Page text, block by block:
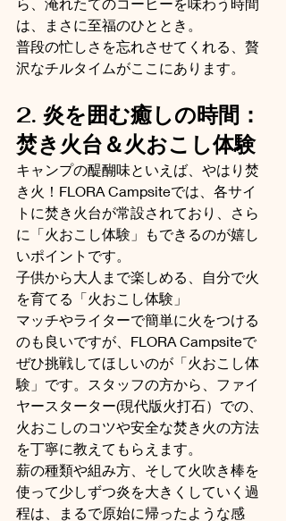
は、まさに至福のひととき。
普段の忙しさを忘れさせてくれる、贅
沢なチルタイムがここにあります。
2. 炎を囲む癒しの時間：
焚き火台＆火おこし体験
キャンプの醍醐味といえば、やはり焚
き火！FLORA Campsiteでは、各サイ
トに焚き火台が常設されており、さら
に「火おこし体験」もできるのが嬉し
いポイントです。
子供から大人まで楽しめる、自分で火
を育てる「火おこし体験」
マッチやライターで簡単に火をつける
のも良いですが、FLORA Campsiteで
ぜひ挑戦してほしいのが「火おこし体
験」です。スタッフの方から、ファイ
ヤースターター(現代版火打石）での、
火おこしのコツや安全な焚き火の方法
を丁寧に教えてもらえます。
薪の種類や組み方、そして火吹き棒を
使って少しずつ炎を大きくしていく過
程は、まるで原始に帰ったような感